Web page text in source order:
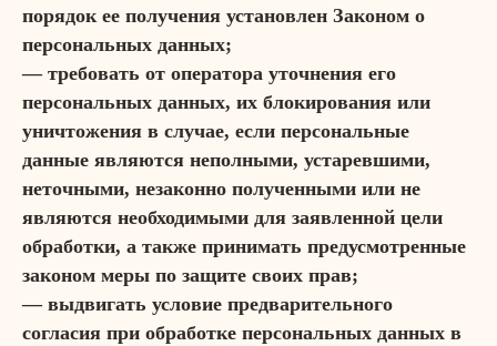
порядок ее получения установлен Законом о
персональных данных;
— требовать от оператора уточнения его
персональных данных, их блокирования или
уничтожения в случае, если персональные
данные являются неполными, устаревшими,
неточными, незаконно полученными или не
являются необходимыми для заявленной цели
обработки, а также принимать предусмотренные
законом меры по защите своих прав;
— выдвигать условие предварительного
согласия при обработке персональных данных в